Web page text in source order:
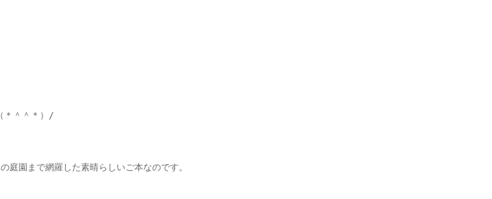
＊＾＾＊）/
園まで網羅した素晴らしいご本なのです。